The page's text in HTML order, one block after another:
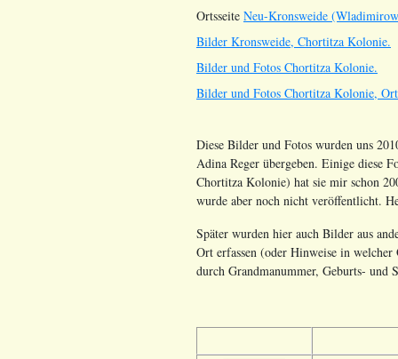
Ortsseite Neu-Kronsweide
Bilder Kronsweide, Chortitza Kolonie.
Bilder und Fotos Chortitza Kolonie.
Bilder und Fotos Chortitza Kolonie,
Diese Bilder und Fotos wurden uns
Adina Reger übergeben. Einige diese
Chortitza Kolonie) hat sie mir schon
wurde aber noch nicht veröffentlicht.
Später wurden hier auch Bilder aus
Ort erfassen (oder Hinweise in
durch Grandmanummer, Geburts- und